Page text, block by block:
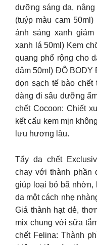
dưỡng sáng da,
(tuýp màu cam
ánh sáng xanh
xanh lá 50ml) Kem
quang phổ rộng cho
đậm 50ml) ĐỘ BODY
dọn sạch tế bào
dàng đi sâu dưỡng
chết Cocoon: Chiết
kết cấu kem mịn
lưu hương lâu.
Tẩy da chết
chay với thành phần
giúp loại bỏ bã nhờn,
da một cách nhẹ
Giá thành hạt dẻ,
mix chung với sữa
chết Felina: Thành